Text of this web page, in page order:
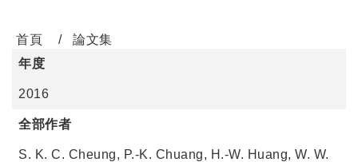
首頁
論文集
年度
2016
全部作者
S. K. C. Cheung, P.-K. Chuang, H.-W. Huang, W. W.